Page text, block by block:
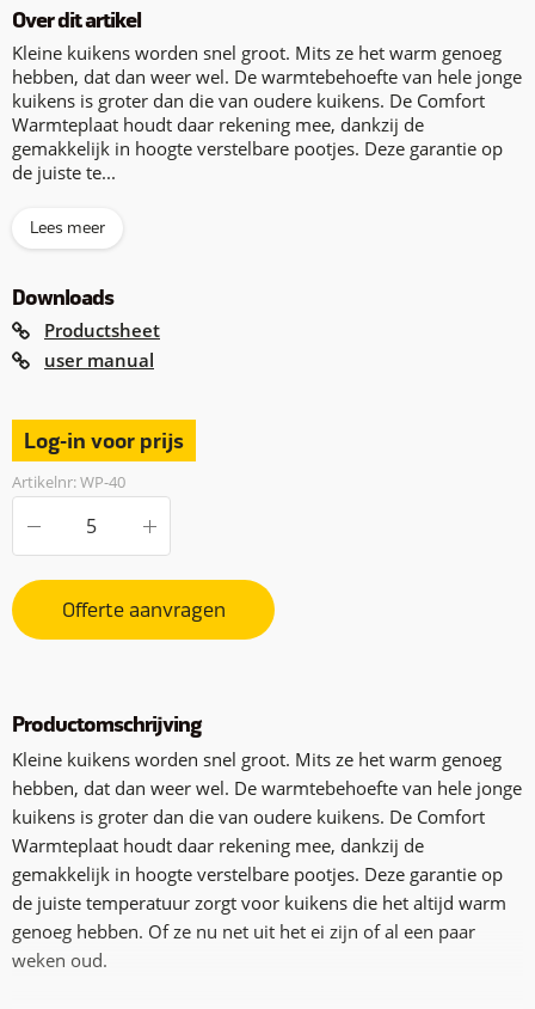
Over dit artikel
Kleine kuikens worden snel groot. Mits ze het warm genoeg
hebben, dat dan weer wel. De warmtebehoefte van hele jonge
kuikens is groter dan die van oudere kuikens. De Comfort
Warmteplaat houdt daar rekening mee, dankzij de
gemakkelijk in hoogte verstelbare pootjes. Deze garantie op
de juiste te...
Lees meer
Downloads
Productsheet
user manual
Log-in voor prijs
Artikelnr: WP-40
Offerte aanvragen
Productomschrijving
Kleine kuikens worden snel groot. Mits ze het warm genoeg
hebben, dat dan weer wel. De warmtebehoefte van hele jonge
kuikens is groter dan die van oudere kuikens. De Comfort
Warmteplaat houdt daar rekening mee, dankzij de
gemakkelijk in hoogte verstelbare pootjes. Deze garantie op
de juiste temperatuur zorgt voor kuikens die het altijd warm
genoeg hebben. Of ze nu net uit het ei zijn of al een paar
weken oud.